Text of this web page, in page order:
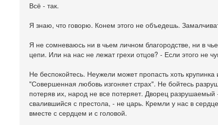
Всё - так.
Я знаю, что говорю. Конем этого не объедешь.
Я не сомневаюсь ни в чьем личном благородстве, ни в
цепи. Или на нас не лежат грехи отцов? - Если этого не
Не беспокойтесь. Неужели может пропасть хоть
"Совершенная любовь изгоняет страх". Не бойтесь
потеряв их, народ не все потеряет. Дворец
свалившийся с престола, - не царь. Кремли у нас в
вместе с сердцем и с головой.